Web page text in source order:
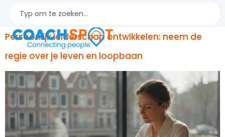
Persoonlijk leiderschap ontwikkelen: neem de
regie over je leven en loopbaan